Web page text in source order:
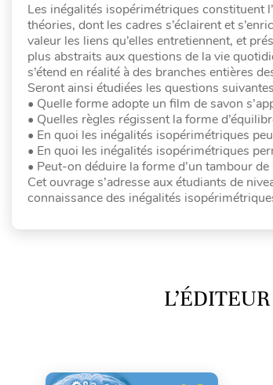
Les inégalités isopérimétriques constituent
théories, dont les cadres s’éclairent et
valeur les liens qu’elles entretiennent, et
plus abstraits aux questions de la vie
s’étend en réalité à des branches entières
Seront ainsi étudiées les questions
• Quelle forme adopte un film de savon
• Quelles règles régissent la forme
• En quoi les inégalités isopérimétriques
• En quoi les inégalités isopérimétriques
• Peut-on déduire la forme d’un tambour
Cet ouvrage s’adresse aux étudiants de
connaissance des inégalités